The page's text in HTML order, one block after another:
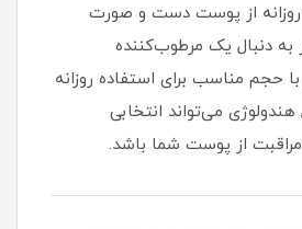
روزانه از پوست دست و صورت
به دنبال یک مرطوب‌کننده
حجم مناسب برای استفاده روزانه
می‌تواند انتخابی
مراقبت از پوست شما باشد.